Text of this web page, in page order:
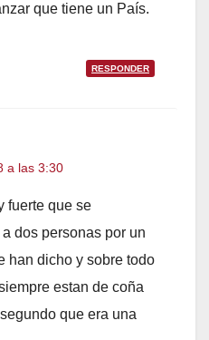
que tiene un País.
RESPONDER
a las 3:30
fuerte que se
dos personas por un
han dicho y sobre todo
estan de coña
que era una